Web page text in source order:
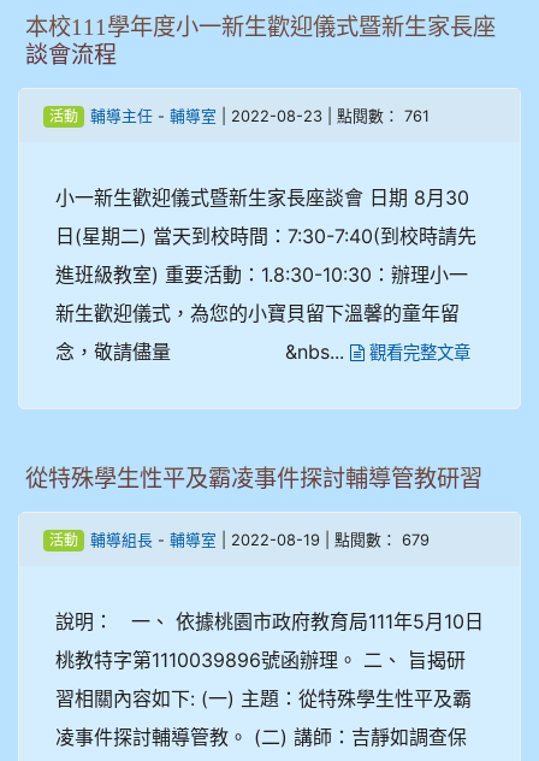
本校111學年度小一新生歡迎儀式暨新生家長座
談會流程
活動 輔導主任- 輔導室 | 2022-08-23 | 點閱數： 761
小一新生歡迎儀式暨新生家長座談會 日期 8月30
日(星期二) 當天到校時間：7:30-7:40(到校時請先
進班級教室) 重要活動：1.8:30-10:30：辦理小一
新生歡迎儀式，為您的小寶貝留下溫馨的童年留
念，敬請儘量 &nbs...
觀看完整文章
從特殊學生性平及霸凌事件探討輔導管教研習
活動 輔導組長 - 輔導室 | 2022-08-19 | 點閱數： 679
說明： 一、 依據桃園市政府教育局111年5月10日
桃教特字第1110039896號函辦理。 二、 旨揭研
習相關內容如下: (一) 主題：從特殊學生性平及霸
凌事件探討輔導管教。 (二) 講師：吉靜如調查保